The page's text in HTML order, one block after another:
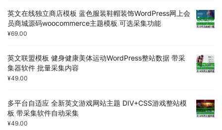
英文在线独立商店模板 蓝色服装鞋帽装饰WordPress网上会
员商城源码woocommerce主题模板 可选采集功能
¥69.00
英文联盟模板 健身健康美体运动WordPress整站数据 带采
集器软件 批量采集内容
¥49.00
多平台自适应 全新英文游戏网站主题 DIV+CSS游戏整站模
板 带采集软件自动采集
¥49.00